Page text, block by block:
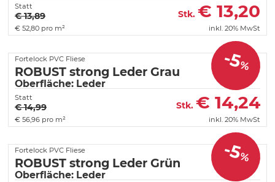
Statt
€ 13,89 Stk. € 13,20
€ 52,80 pro m² inkl. 20% MwSt
-5%
Fortelock PVC Fliese
ROBUST strong Leder Grau
Oberfläche: Leder
Statt
€ 14,99 Stk. € 14,24
€ 56,96 pro m² inkl. 20% MwSt
-5%
Fortelock PVC Fliese
ROBUST strong Leder Grün
Oberfläche: Leder